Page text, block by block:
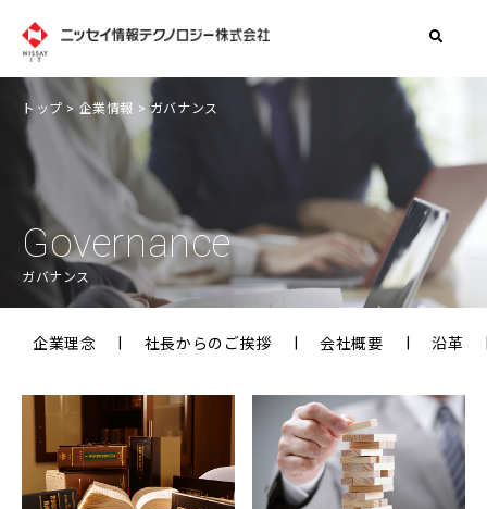
トップ > 企業情報 > ガバナンス
Governance
ガバナンス
企業理念 社長からのご挨拶 会社概要 沿革